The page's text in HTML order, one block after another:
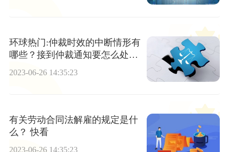
环球热门:仲裁时效的中断情形有
哪些？接到仲裁通知要怎么处
2023-06-26 14:35:23
有关劳动合同法解雇的规定是什
么？ 快看
2023-06-26 14:35:23